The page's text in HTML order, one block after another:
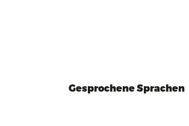
Gesprochene Sprachen
Gesprochene Sprachen